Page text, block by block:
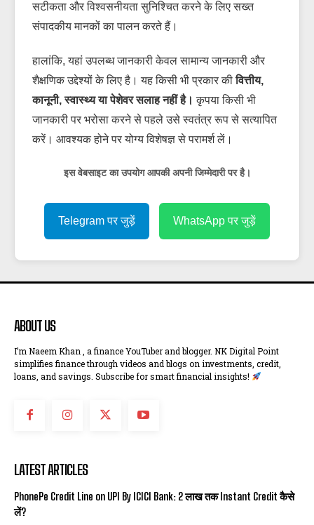
सटीकता और विश्वसनीयता सुनिश्चित करने के लिए सख्त
संपादकीय मानकों का पालन करते हैं।
हालांकि, यहां उपलब्ध जानकारी केवल सामान्य जानकारी और
शैक्षणिक उद्देश्यों के लिए है। यह किसी भी प्रकार कीवित्तीय,
कानूनी, स्वास्थ्य या पेशेवर सलाह नहीं है। कृपया किसी भी
जानकारी पर भरोसा करने से पहले उसे स्वतंत्र रूप से सत्यापित
करें। आवश्यक होने पर योग्य विशेषज्ञ से परामर्श लें।
इस वेबसाइट का उपयोग आपकी अपनी जिम्मेदारी पर है।
Telegram पर जुड़ें WhatsApp पर जुड़ें
ABOUT US
I’m Naeem Khan , a finance YouTuber and blogger. NK Digital Point
simplifies finance through videos and blogs on investments, credit,
loans, and savings. Subscribe for smart financial insights!
LATEST ARTICLES
PhonePe Credit Line on UPI By ICICI Bank: ₹2 लाख तक Instant Credit कैसे
लें?